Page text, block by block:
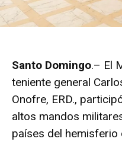
Santo Domingo.– El
teniente general
Onofre, ERD.,
altos mandos
países del